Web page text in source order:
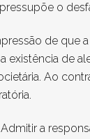
o
de que
existência de
Ao
a